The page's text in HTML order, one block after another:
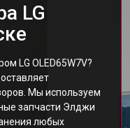
LG
LG OLED65W7V?
Мы используем
запчасти Элджи
любых